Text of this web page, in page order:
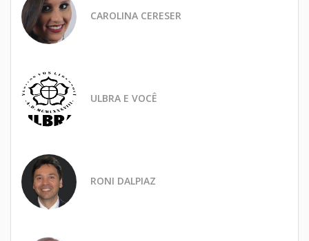
CAROLINA CERESER
ULBRA E VOCÊ
RONI DALPIAZ